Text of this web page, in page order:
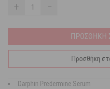
+ −
ΠΡΟΣΘΗΚΗ
Προσθήκη
Darphin Predermine Serum